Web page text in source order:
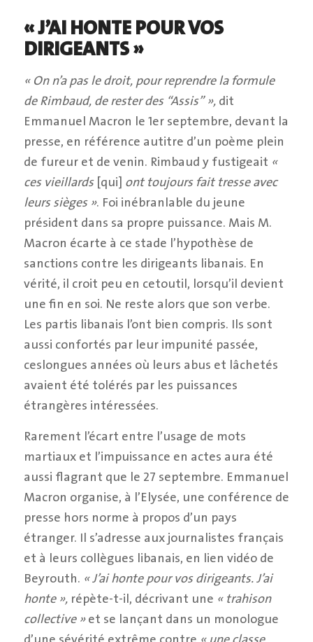
« J’AI HONTE POUR VOS
DIRIGEANTS »
« On n’a pas le droit, pour reprendre la formule
de Rimbaud, de rester des “Assis” »,dit
Emmanuel Macron le 1er septembre, devant la
presse, en référence autitre d’un poème plein
de fureur et de venin. Rimbaud y fustigeait «
ces vieillards[qui] ont toujours fait tresse avec
leurs sièges ». Foi inébranlable du jeune
président dans sa propre puissance. Mais M.
Macron écarte à ce stade l’hypothèse de
sanctions contre les dirigeants libanais. En
vérité, il croit peu en cetoutil, lorsqu’il devient
une fin en soi. Ne reste alors que son verbe.
Les partis libanais l’ont bien compris. Ils sont
aussi confortés par leur impunité passée,
ceslongues années où leurs abus et lâchetés
avaient été tolérés par les puissances
étrangères intéressées.
Rarement l’écart entre l’usage de mots
martiaux et l’impuissance en actes aura été
aussi flagrant que le 27 septembre. Emmanuel
Macron organise, à l’Elysée, une conférence de
presse hors norme à propos d’un pays
étranger. Il s’adresse aux journalistes français
et à leurs collègues libanais, en lien vidéo de
Beyrouth. « J’ai honte pour vos dirigeants. J’ai
honte », répète-t-il, décrivant une « trahison
collective »et se lançant dans un monologue